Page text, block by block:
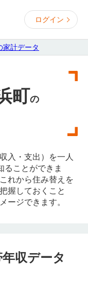
ログイン
家計データ
町の
入・支出）を一人
ることができま
れから住み替えを
握しておくこと
ージできます。
収データ